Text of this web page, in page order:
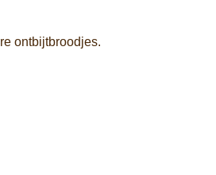
ontbijtbroodjes.